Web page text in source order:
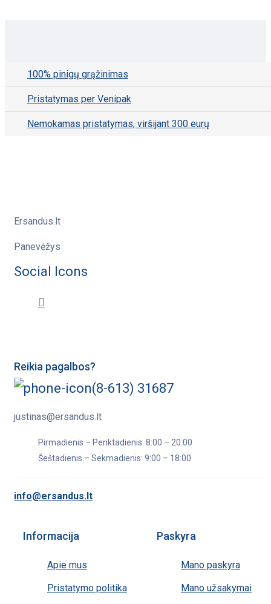
100% pinigų grąžinimas
Pristatymas per Venipak
Nemokamas pristatymas, viršijant 300 eurų
Ersandus.lt
Panevėžys
Social Icons
Reikia pagalbos?
(8-613) 31687
justinas@ersandus.lt
Pirmadienis – Penktadienis: 8:00 – 20:00
Šeštadienis – Sekmadienis: 9:00 – 18:00
info@ersandus.lt
Informacija
Apie mus
Pristatymo politika
Paskyra
Mano paskyra
Mano užsakymai